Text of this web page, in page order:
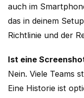
auch im
das in deinem
Richtlinie und der
Ist eine
Nein. Viele Teams
Eine Historie ist